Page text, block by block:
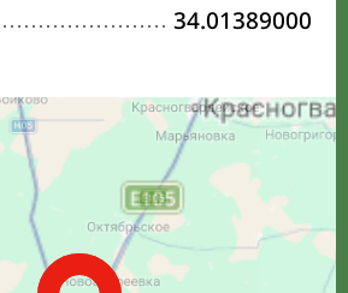
34.01389000